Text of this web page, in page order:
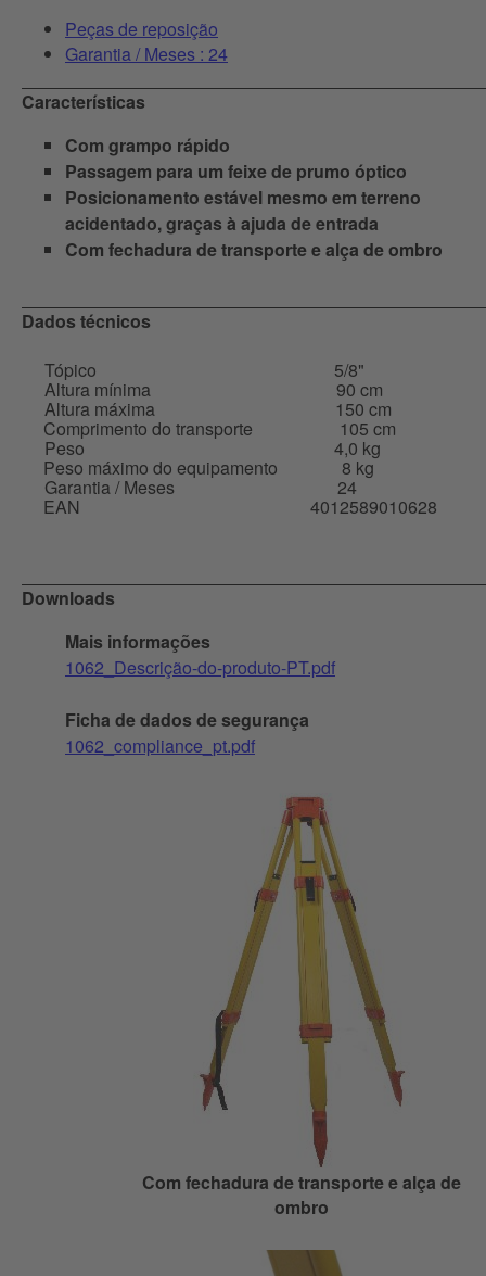
Peças de reposição
Garantia / Meses : 24
Características
Com grampo rápido
Passagem para um feixe de prumo óptico
Posicionamento estável mesmo em terreno
acidentado, graças à ajuda de entrada
Com fechadura de transporte e alça de ombro
Dados técnicos
Tópico
5/8"
Altura mínima 90 cm
Altura máxima 150 cm
Comprimento do transporte 105 cm
Peso 4,0 kg
Peso máximo do equipamento 8 kg
Garantia / Meses 24
EAN 4012589010628
Downloads
Mais informações
1062_Descrição-do-produto-PT.pdf
Ficha de dados de segurança
1062_compliance_pt.pdf
Com fechadura de transporte e alça de
ombro